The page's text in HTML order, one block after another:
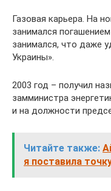
Газовая карьера. На
занимался
занимался, что даже
Украины».
2003 год – получил
замминистра
и на должности
Читайте также:
я поставила